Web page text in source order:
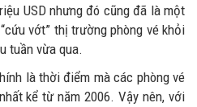
USD nhưng đó cũng đã là một
vớt” thị trường phòng vé khỏi
tuần vừa qua.
là thời điểm mà các phòng vé
kể từ năm 2006. Vậy nên, với